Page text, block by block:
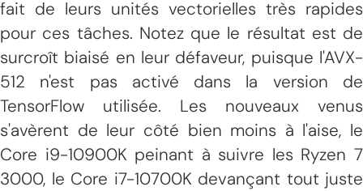
fait de leurs unités vectorielles très rapides
pour ces tâches. Notez que le résultat est de
surcroît biaisé en leur défaveur, puisque l'AVX-
512 n'est pas activé dans la version de
TensorFlow utilisée. Les nouveaux venus
s'avèrent de leur côté bien moins à l'aise, le
Core i9-10900K peinant à suivre les Ryzen 7
3000, le Core i7-10700K devançant tout juste